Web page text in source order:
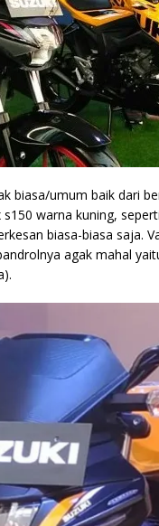
biasa/umum baik dari
warna kuning,
biasa-biasa saja.
agak mahal